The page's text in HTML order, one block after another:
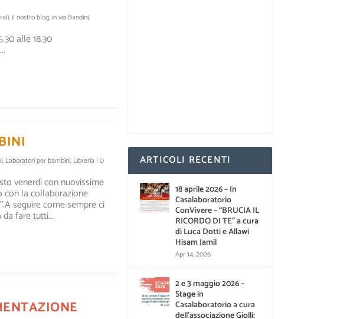
,il nostro blog,in via Bandini,
alle 18.30
, Laboratori per bambini, Libreria | 0
venerdì con nuovissime
con la collaborazione
seguire come sempre ci
fare tutti...
ARTICOLI RECENTI
18 aprile 2026 – In
Casalaboratorio
ConVivere – “BRUCIA IL
RICORDO DI TE” a cura
di Luca Dotti e Allawi
Hisam Jamil
Apr 14, 2026
2 e 3 maggio 2026 –
Stage in
Casalaboratorio a cura
dell’associazione Giolli: